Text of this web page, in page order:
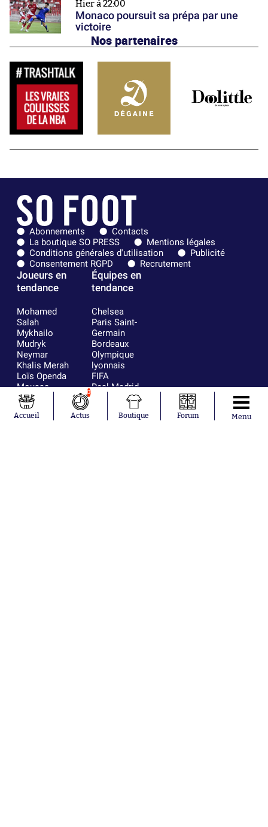
Hier à 22:00
Monaco poursuit sa prépa par une
victoire
Nos partenaires
Abonnements
Contacts
La boutique SO PRESS
Mentions légales
Conditions générales d'utilisation
Publicité
Consentement RGPD
Recrutement
Joueurs en
tendance
Mohamed
Salah
Mykhailo
Mudryk
Neymar
Khalis Merah
Loïs Openda
Moussa
Niakhaté
Nicolás
Tagliafico
Équipes en
tendance
Chelsea
Paris Saint-
Germain
Bordeaux
Olympique
lyonnais
FIFA
Real Madrid
RC Strasbourg
France
Accueil
0
Actus Boutique Forum Menu